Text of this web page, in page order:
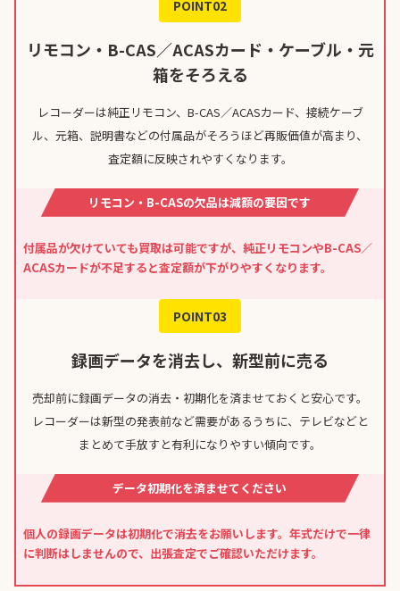
POINT02
リモコン・B-CAS／ACASカード・ケーブル・元
箱をそろえる
レコーダーは純正リモコン、B-CAS／ACASカード、接続ケーブ
ル、元箱、説明書などの付属品がそろうほど再販価値が高まり、
査定額に反映されやすくなります。
リモコン・B-CASの欠品は減額の要因です
付属品が欠けていても買取は可能ですが、純正リモコンやB-CAS／
ACASカードが不足すると査定額が下がりやすくなります。
POINT03
録画データを消去し、新型前に売る
売却前に録画データの消去・初期化を済ませておくと安心です。
レコーダーは新型の発表前など需要があるうちに、テレビなどと
まとめて手放すと有利になりやすい傾向です。
データ初期化を済ませてください
個人の録画データは初期化で消去をお願いします。年式だけで一律
に判断はしませんので、出張査定でご確認いただけます。